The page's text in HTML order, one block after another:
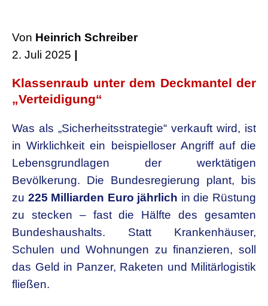
Von Heinrich Schreiber
2. Juli 2025
Klassenraub unter dem Deckmantel der
„Verteidigung“
Was als „Sicherheitsstrategie“ verkauft wird, ist
in Wirklichkeit ein beispielloser Angriff auf die
Lebensgrundlagen der werktätigen
Bevölkerung. Die Bundesregierung plant, bis
zu 225 Milliarden Euro jährlich in die Rüstung
zu stecken – fast die Hälfte des gesamten
Bundeshaushalts. Statt Krankenhäuser,
Schulen und Wohnungen zu finanzieren, soll
das Geld in Panzer, Raketen und Militärlogistik
fließen.